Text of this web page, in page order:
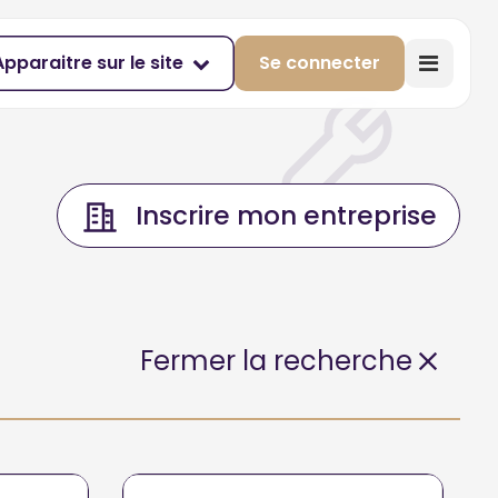
sur le site Se connecter
Inscrire mon entreprise
Fermer la recherche